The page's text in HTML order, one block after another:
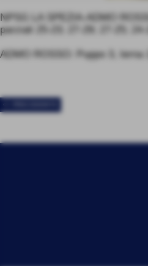
NPSG LA SPEZIA-ADMO
parziali 25-23; 27-29; 27-25; 24-
ADMO ROSSO: Puppo 3, Ierna